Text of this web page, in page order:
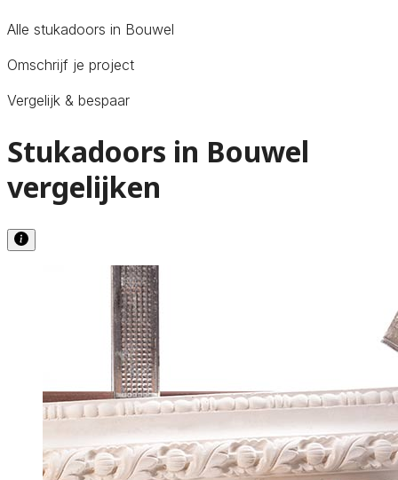
Alle stukadoors in Bouwel
Omschrijf je project
Vergelijk & bespaar
Stukadoors in Bouwel
vergelijken